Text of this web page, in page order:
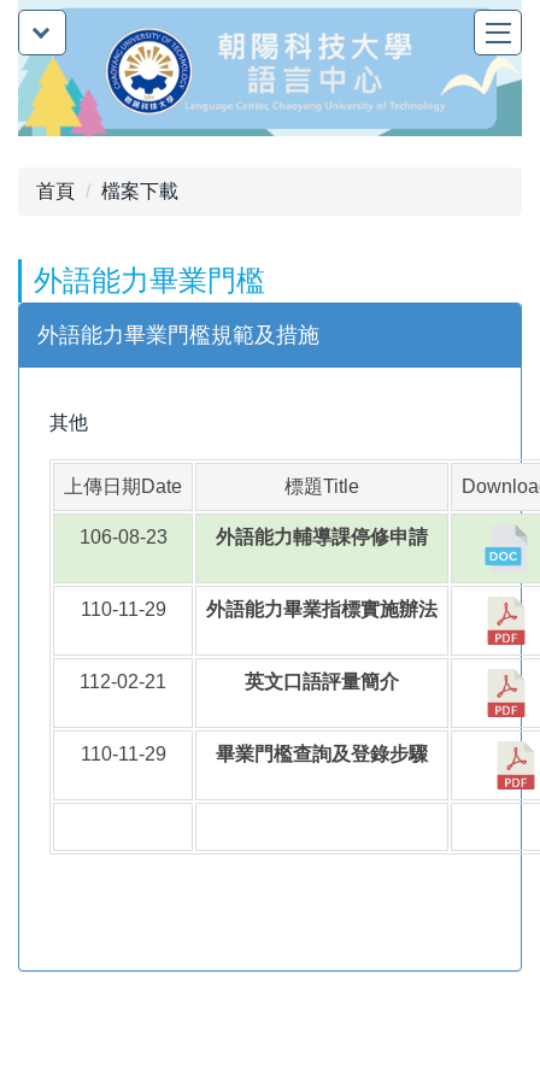
跳
到
主
要
內
首頁 檔案下載
外語能力畢業門檻
外語能力畢業門檻規範及措施
其他
上傳日期Date 標題Title
106-08-23 外語能力輔導課停修申請
110-11-29 外語能力畢業指標實施辦法
112-02-21 英文口語評量簡介
110-11-29 畢業門檻查詢及登錄步驟